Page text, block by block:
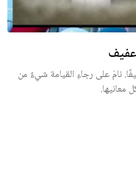
نامَ على رجاءِ القيامة شيءٌ من
معانيها.